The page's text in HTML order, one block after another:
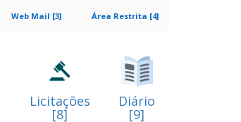
Área Restrita [4]
Web Mail [3]
Licitações
[8]
Diário
[9]